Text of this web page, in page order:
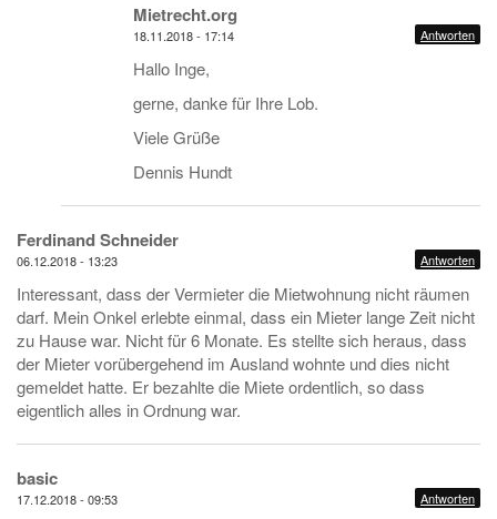
Mietrecht.org
18.11.2018 - 17:14 Antworten
Hallo Inge,
gerne, danke für Ihre Lob.
Viele Grüße
Dennis Hundt
Ferdinand Schneider
06.12.2018 - 13:23 Antworten
Interessant, dass der Vermieter die Mietwohnung nicht räumen
darf. Mein Onkel erlebte einmal, dass ein Mieter lange Zeit nicht
zu Hause war. Nicht für 6 Monate. Es stellte sich heraus, dass
der Mieter vorübergehend im Ausland wohnte und dies nicht
gemeldet hatte. Er bezahlte die Miete ordentlich, so dass
eigentlich alles in Ordnung war.
basic
17.12.2018 - 09:53 Antworten